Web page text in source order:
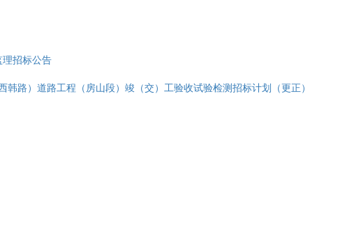
招标公告
路）道路工程（房山段）竣（交）工验收试验检测招标计划（更正）